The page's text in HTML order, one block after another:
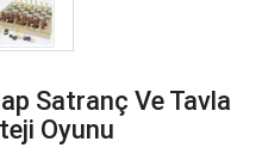
Satranç Ve Tavla
Oyunu